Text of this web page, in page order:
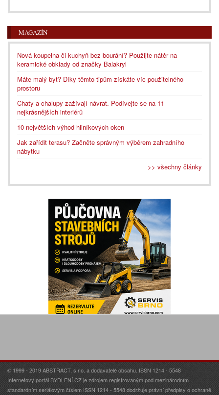
MAGAZÍN
Nová koupelna či kuchyň bez bourání? Použijte nátěr na
keramické obklady od značky Balakryl
Máte malý byt? Díky těmto tipům získáte víc použitelného
prostoru
Chaty a chalupy zažívají návrat. Podívejte se na 11
nejkrásnějších interiérů
10 největších výhod hliníkových oken
Jak zařídit terasu? Začněte správným výběrem zahradního
nábytku
>> všechny články
© 1999 - 2019 ABSTRACT, s.r.o. a dodavatelé obsahu. ISSN 1214 - 5548
Internetový portál BYDLENÍ.CZ je zdrojem registrovaným pod mezinárodním
standardním seriálovým číslem ISSN 1214 - 5548 dodržuje právní předpisy o ochraně